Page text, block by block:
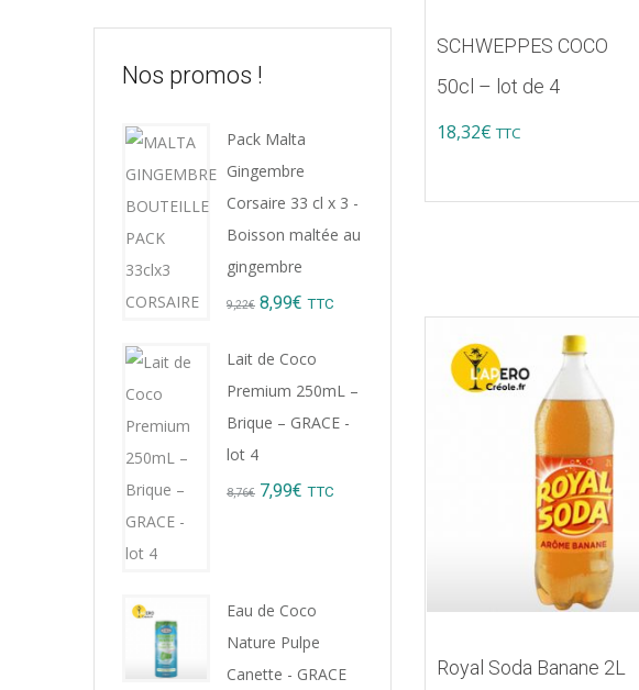
SCHWEPPES COCO
50cl – lot de 4
18,32€ TTC
Royal Soda Banane 2L
Nos promos !
Pack Malta
Gingembre
Corsaire 33 cl x 3 -
Boisson maltée au
gingembre
9,22€ Original
8,99€ Current
TTC
Lait de Coco
Premium 250mL –
Brique – GRACE -
lot 4
8,76€ Original
7,99€ Current
TTC
Eau de Coco
Nature Pulpe
Canette - GRACE